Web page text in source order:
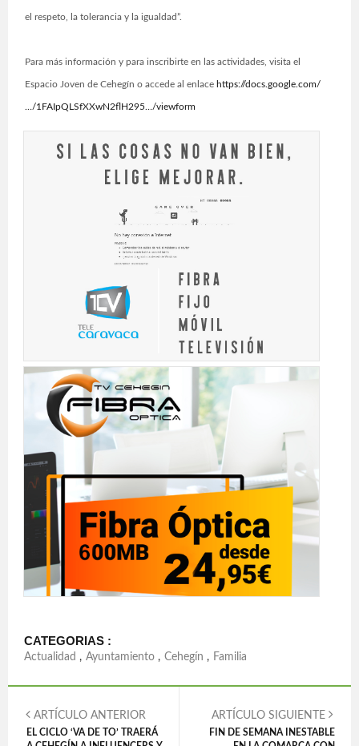
el respeto, la tolerancia y la igualdad”.
Para más información y para inscribirte en las actividades, visita el
Espacio Joven de Cehegín o accede al enlace https://docs.google.com/
…/1FAIpQLSfXXwN2flH295…/viewform
CATEGORIAS :
Actualidad , Ayuntamiento , Cehegín , Familia
ARTÍCULO ANTERIOR
EL CICLO ‘VA DE TO’ TRAERÁ
ARTÍCULO SIGUIENTE
FIN DE SEMANA INESTABLE